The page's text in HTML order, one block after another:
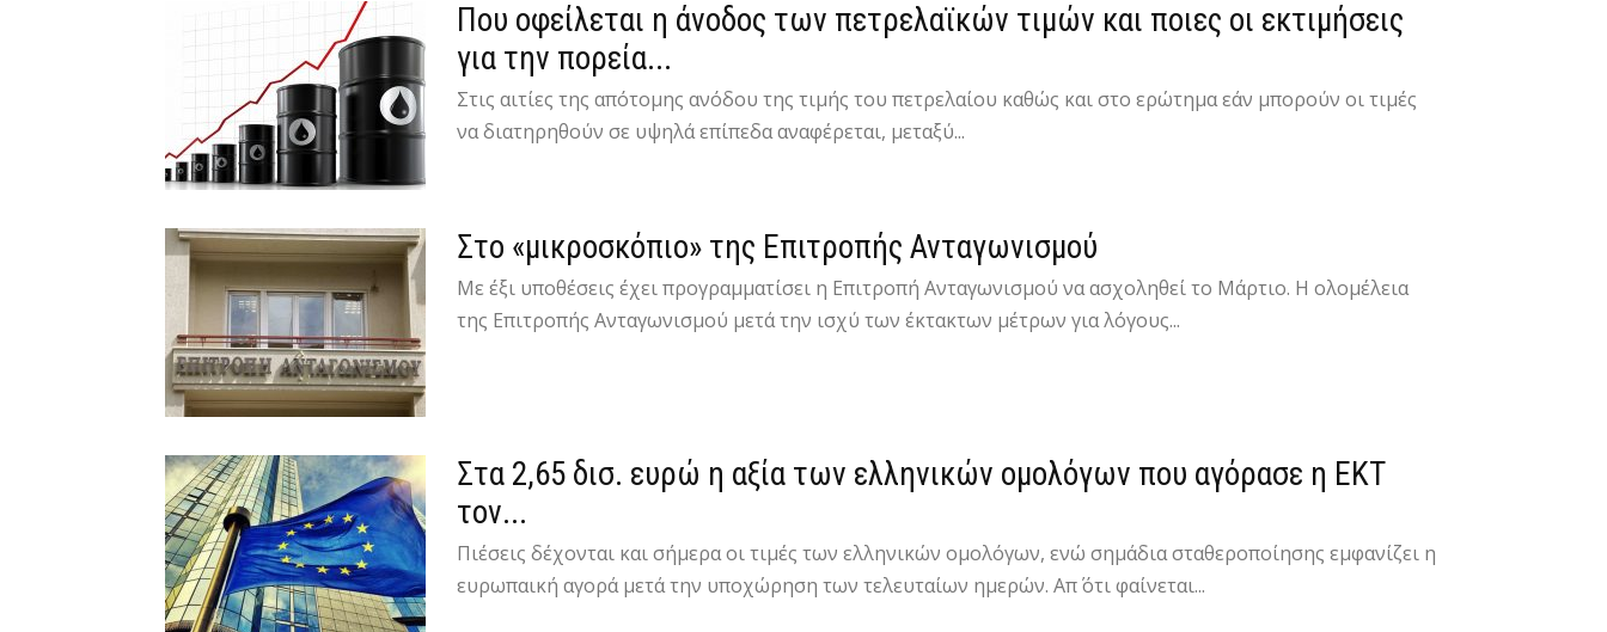
Που οφείλεται η άνοδος των πετρελαϊκών τιμών και ποιες οι εκτιμήσεις
για την πορεία...
Στις αιτίες της απότομης ανόδου της τιμής του πετρελαίου καθώς και στο ερώτημα εάν μπορούν οι τιμές
να διατηρηθούν σε υψηλά επίπεδα αναφέρεται, μεταξύ...
Στο «μικροσκόπιο» της Επιτροπής Ανταγωνισμού
Με έξι υποθέσεις έχει προγραμματίσει η Επιτροπή Ανταγωνισμού να ασχοληθεί το Μάρτιο. Η ολομέλεια
της Επιτροπής Ανταγωνισμού μετά την ισχύ των έκτακτων μέτρων για λόγους...
Στα 2,65 δισ. ευρώ η αξία των ελληνικών ομολόγων που αγόρασε η ΕΚΤ
τον...
Πιέσεις δέχονται και σήμερα οι τιμές των ελληνικών ομολόγων, ενώ σημάδια σταθεροποίησης εμφανίζει η
ευρωπαική αγορά μετά την υποχώρηση των τελευταίων ημερών. Απ΄ ότι φαίνεται...